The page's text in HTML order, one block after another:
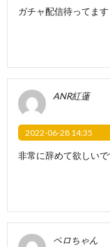
ガチャ配信待ってます
ANR紅蓮
2022-06-28 14:35
非常に辞めて欲しい
ペロちゃん